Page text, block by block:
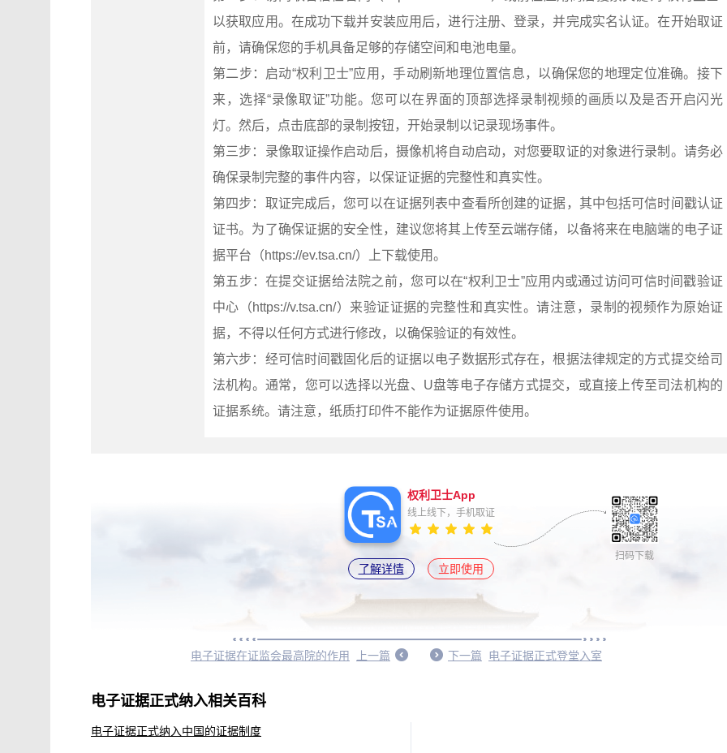
以获取应用。在成功下载并安装应用后，进行注册、登录，并完成实名认证。在开始取证
前，请确保您的手机具备足够的存储空间和电池电量。
第二步：启动“权利卫士”应用，手动刷新地理位置信息，以确保您的地理定位准确。接下
来，选择“录像取证”功能。您可以在界面的顶部选择录制视频的画质以及是否开启闪光
灯。然后，点击底部的录制按钮，开始录制以记录现场事件。
第三步：录像取证操作启动后，摄像机将自动启动，对您要取证的对象进行录制。请务必
确保录制完整的事件内容，以保证证据的完整性和真实性。
第四步：取证完成后，您可以在证据列表中查看所创建的证据，其中包括可信时间戳认证
证书。为了确保证据的安全性，建议您将其上传至云端存储，以备将来在电脑端的电子证
据平台（https://ev.tsa.cn/）上下载使用。
第五步：在提交证据给法院之前，您可以在“权利卫士”应用内或通过访问可信时间戳验证
中心（https://v.tsa.cn/）来验证证据的完整性和真实性。请注意，录制的视频作为原始证
据，不得以任何方式进行修改，以确保验证的有效性。
第六步：经可信时间戳固化后的证据以电子数据形式存在，根据法律规定的方式提交给司
法机构。通常，您可以选择以光盘、U盘等电子存储方式提交，或直接上传至司法机构的
证据系统。请注意，纸质打印件不能作为证据原件使用。
权利卫士App
线上线下，手机取证
了解详情 立即使用
扫码下载
电子证据在证监会最高院的作用 上一篇 下一篇 电子证据正式登堂入室
电子证据正式纳入相关百科
电子证据正式纳入中国的证据制度